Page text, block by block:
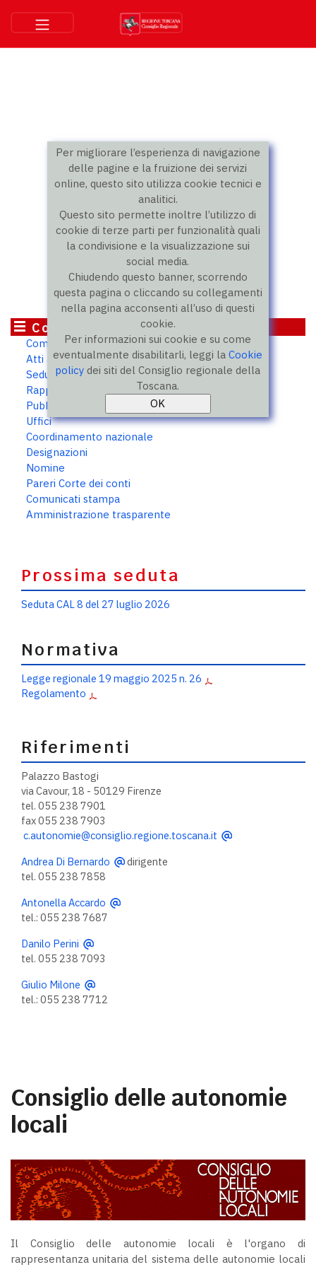
Per migliorare l’esperienza di navigazione
delle pagine e la fruizione dei servizi
online, questo sito utilizza cookie tecnici e
analitici.
Questo sito permette inoltre l’utilizzo di
cookie di terze parti per funzionalità quali
la condivisione e la visualizzazione sui
social media.
Chiudendo questo banner, scorrendo
questa pagina o cliccando su collegamenti
nella pagina acconsenti all’uso di questi
cookie.
Per informazioni sui cookie e su come
eventualmente disabilitarli, leggi laCookie
policy dei siti del Consiglio regionale della
Toscana.
Consiglio delle Autonomie locali
Composizione
Atti assegnati e pareri
Sedute
Rapporti annuali
Pubblicazioni
Uffici
Coordinamento nazionale
Designazioni
Nomine
Pareri Corte dei conti
Comunicati stampa
Amministrazione trasparente
Prossima seduta
Seduta CAL 8 del 27 luglio 2026
Normativa
Legge regionale 19 maggio 2025 n. 26
Regolamento
Riferimenti
Palazzo Bastogi
via Cavour, 18 - 50129 Firenze
tel. 055 238 7901
fax 055 238 7903
c.autonomie@consiglio.regione.toscana.it
Andrea Di Bernardo
dirigente
tel. 055 238 7858
Antonella Accardo
tel.: 055 238 7687
Danilo Perini
tel. 055 238 7093
Giulio Milone
tel.: 055 238 7712
Consiglio delle autonomie
locali
Il Consiglio delle autonomie locali è l'organo di
rappresentanza unitaria del sistema delle autonomie locali